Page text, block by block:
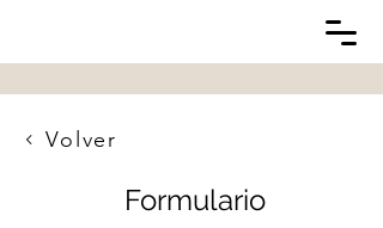
Volver
Formulario